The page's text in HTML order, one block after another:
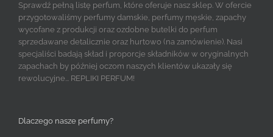
Sprawdź pełną listę perfum, które oferuje nasz sklep. W ofercie
przygotowaliśmy perfumy damskie, perfumy męskie, zapachy
wycofane z produkcji oraz ozdobne butelki do perfum
sprzedawane detalicznie oraz hurtowo (na zamówienie). Nasi
specjaliści badają skład i proporcje składników w oryginalnych
zapachach by później oczom naszych klientów ukazały się
rewolucyjne... REPLIKI PERFUM!
Dlaczego nasze perfumy?